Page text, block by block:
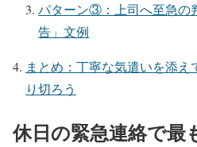
パターン③：上司へ至急の
告」文例
まとめ：丁寧な気遣いを添
り切ろう
休日の緊急連絡で最